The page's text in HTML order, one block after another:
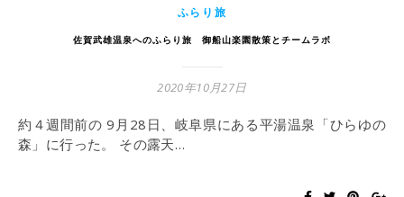
ふらり旅
佐賀武雄温泉へのふらり旅 御船山楽園散策とチームラボ
2020年10月27日
約４週間前の 9月28日、岐阜県にある平湯温泉「ひらゆの
森」に行った。 その露天…